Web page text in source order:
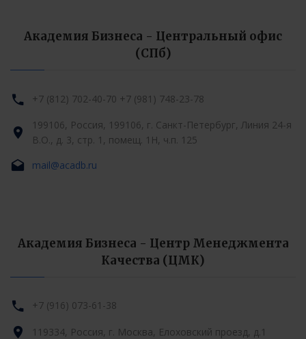
Академия Бизнеса - Центральный офис
(СПб)
+7 (812) 702-40-70 +7 (981) 748-23-78
199106, Россия, 199106, г. Санкт-Петербург, Линия 24-я
В.О., д. 3, стр. 1, помещ. 1Н, ч.п. 125
mail@acadb.ru
Академия Бизнеса - Центр Менеджмента
Качества (ЦМК)
+7 (916) 073-61-38
119334, Россия, г. Москва, Елоховский проезд, д.1